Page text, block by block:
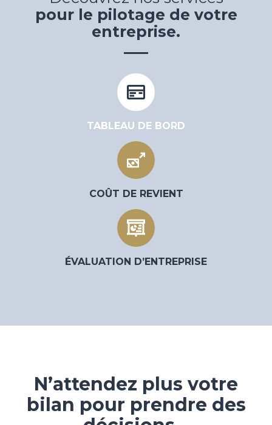
pour le pilotage de votre
entreprise.
TABLEAU DE BORD
COÛT DE REVIENT
ÉVALUATION D’ENTREPRISE
N’attendez plus votre
bilan pour prendre des